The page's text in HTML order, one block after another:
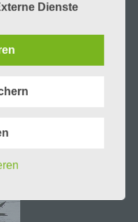
genetischen,
Person sind,
dem für die
ohne Hilfe
Vorgang
Dienste